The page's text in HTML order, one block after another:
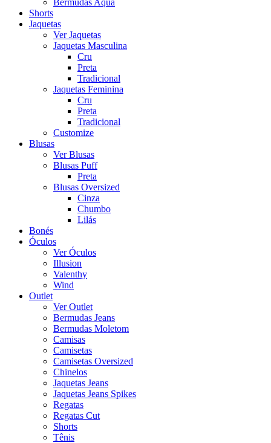
Bermudas Aqua
Shorts
Jaquetas
Ver Jaquetas
Jaquetas Masculina
Cru
Preta
Tradicional
Jaquetas Feminina
Cru
Preta
Tradicional
Customize
Blusas
Ver Blusas
Blusas Puff
Preta
Blusas Oversized
Cinza
Chumbo
Lilás
Bonés
Óculos
Ver Óculos
Illusion
Valenthy
Wind
Outlet
Ver Outlet
Bermudas Jeans
Bermudas Moletom
Camisas
Camisetas
Camisetas Oversized
Chinelos
Jaquetas Jeans
Jaquetas Jeans Spikes
Regatas
Regatas Cut
Shorts
Tênis